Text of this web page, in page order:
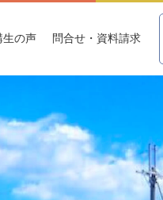
生の声 問合せ・資料請求